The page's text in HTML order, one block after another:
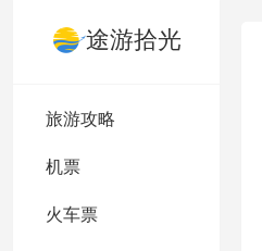
途游拾光
旅游攻略
机票
火车票